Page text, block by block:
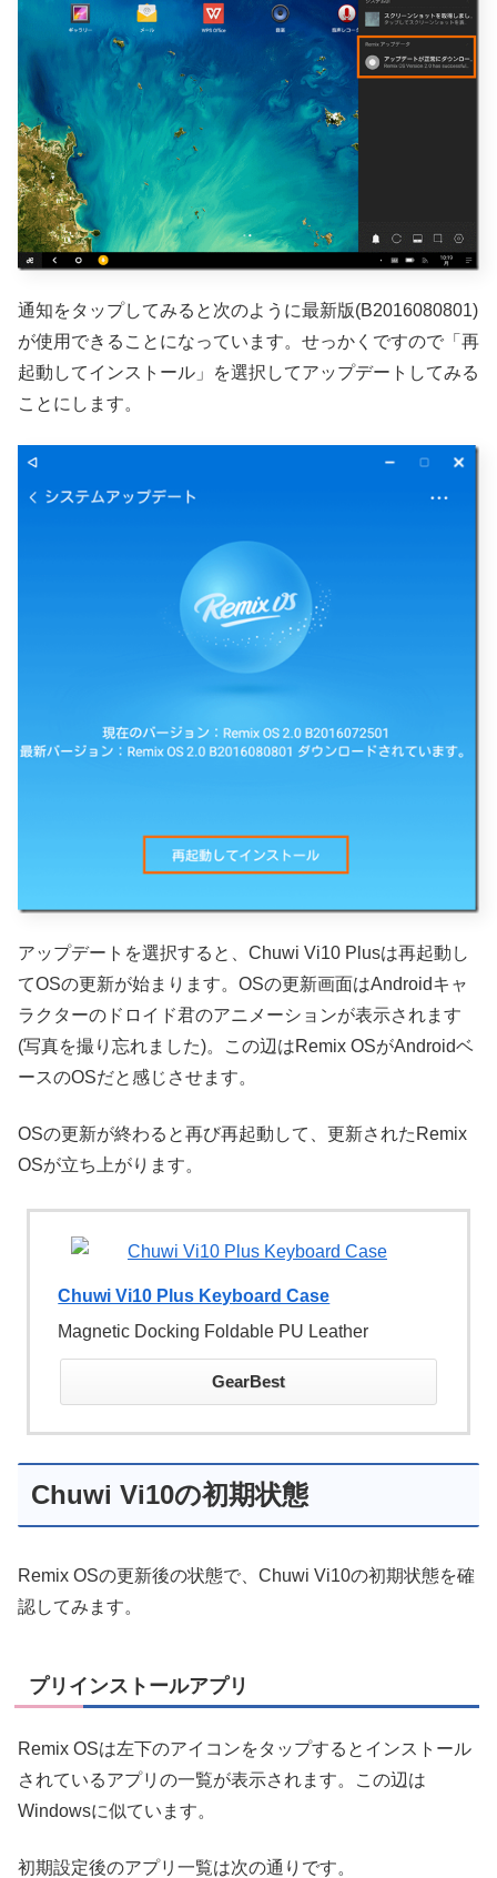
通知をタップしてみると次のように最新版(B2016080801)
が使用できることになっています。せっかくですので「再
起動してインストール」を選択してアップデートしてみる
ことにします。
アップデートを選択すると、Chuwi Vi10 Plusは再起動し
てOSの更新が始まります。OSの更新画面はAndroidキャ
ラクターのドロイド君のアニメーションが表示されます
(写真を撮り忘れました)。この辺はRemix OSがAndroidベ
ースのOSだと感じさせます。
OSの更新が終わると再び再起動して、更新されたRemix
OSが立ち上がります。
Chuwi Vi10 Plus Keyboard Case
Magnetic Docking Foldable PU Leather
GearBest
Chuwi Vi10の初期状態
Remix OSの更新後の状態で、Chuwi Vi10の初期状態を確
認してみます。
プリインストールアプリ
Remix OSは左下のアイコンをタップするとインストール
されているアプリの一覧が表示されます。この辺は
Windowsに似ています。
初期設定後のアプリ一覧は次の通りです。